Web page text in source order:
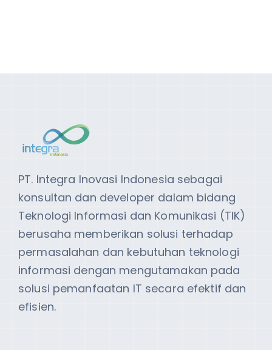
PT. Integra Inovasi Indonesia sebagai
konsultan dan developer dalam bidang
Teknologi Informasi dan Komunikasi (TIK)
berusaha memberikan solusi terhadap
permasalahan dan kebutuhan teknologi
informasi dengan mengutamakan pada
solusi pemanfaatan IT secara efektif dan
efisien.